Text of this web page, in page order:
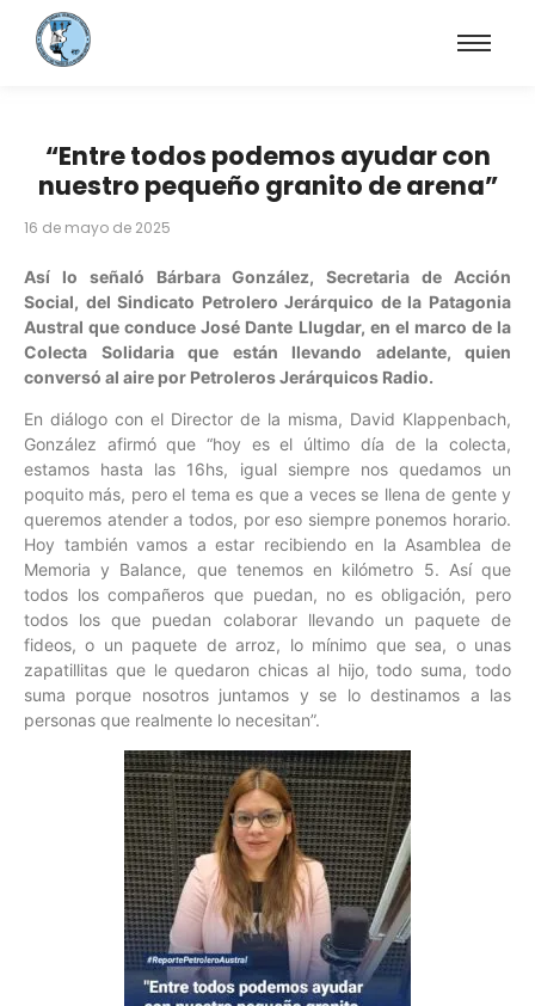
“Entre todos podemos ayudar con
nuestro pequeño granito de arena”
16 de mayo de 2025
Así lo señaló Bárbara González, Secretaria de Acción
Social, del Sindicato Petrolero Jerárquico de la Patagonia
Austral que conduce José Dante Llugdar, en el marco de la
Colecta Solidaria que están llevando adelante, quien
conversó al aire por Petroleros Jerárquicos Radio.
En diálogo con el Director de la misma, David Klappenbach,
González afirmó que “hoy es el último día de la colecta,
estamos hasta las 16hs, igual siempre nos quedamos un
poquito más, pero el tema es que a veces se llena de gente y
queremos atender a todos, por eso siempre ponemos horario.
Hoy también vamos a estar recibiendo en la Asamblea de
Memoria y Balance, que tenemos en kilómetro 5. Así que
todos los compañeros que puedan, no es obligación, pero
todos los que puedan colaborar llevando un paquete de
fideos, o un paquete de arroz, lo mínimo que sea, o unas
zapatillitas que le quedaron chicas al hijo, todo suma, todo
suma porque nosotros juntamos y se lo destinamos a las
personas que realmente lo necesitan”.